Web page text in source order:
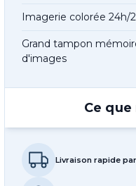
Imagerie colorée 24h/
Grand tampon
d'images
Ce
Livraison rapide